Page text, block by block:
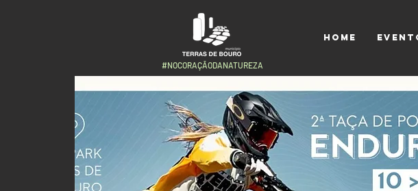
HOME
#NOCORAÇÃODANATUREZA